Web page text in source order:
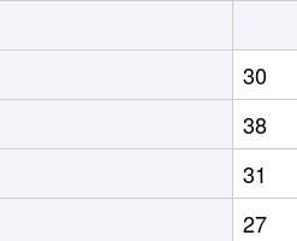
30
38
31
27